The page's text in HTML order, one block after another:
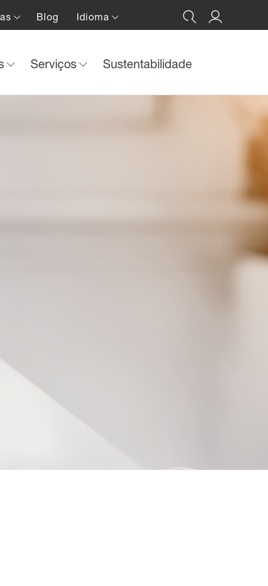
Blog Idioma
Serviços Sustentabilidade